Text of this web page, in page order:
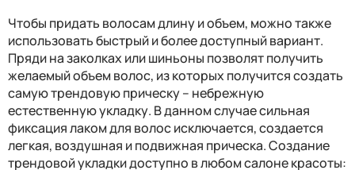
Чтобы придать волосам длину и объем, можно также
использовать быстрый и более доступный вариант.
Пряди на заколках или шиньоны позволят получить
желаемый объем волос, из которых получится создать
самую трендовую прическу – небрежную
естественную укладку. В данном случае сильная
фиксация лаком для волос исключается, создается
легкая, воздушная и подвижная прическа. Создание
трендовой укладки доступно в любом салоне красоты: